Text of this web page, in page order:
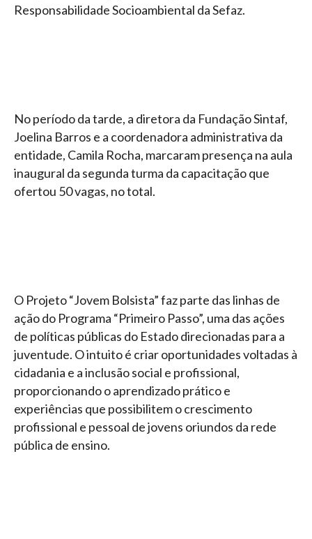
Responsabilidade Socioambiental da Sefaz.
No período da tarde, a diretora da Fundação Sintaf,
Joelina Barros e a coordenadora administrativa da
entidade, Camila Rocha, marcaram presença na aula
inaugural da segunda turma da capacitação que
ofertou 50 vagas, no total.
O Projeto “Jovem Bolsista” faz parte das linhas de
ação do Programa “Primeiro Passo”, uma das ações
de políticas públicas do Estado direcionadas para a
juventude. O intuito é criar oportunidades voltadas à
cidadania e a inclusão social e profissional,
proporcionando o aprendizado prático e
experiências que possibilitem o crescimento
profissional e pessoal de jovens oriundos da rede
pública de ensino.